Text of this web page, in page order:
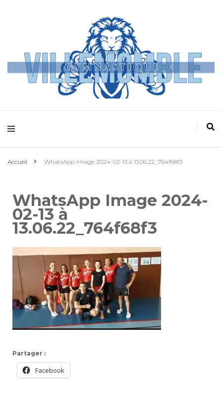
Villemomble
Gymnastique
Accueil WhatsApp Image 2024-02-13 à 13.06.22_764f68f3
WhatsApp Image 2024-
02-13 à
13.06.22_764f68f3
Partager :
Facebook